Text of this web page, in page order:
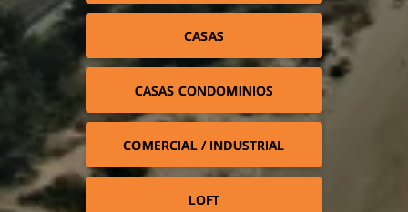
CASAS
CASAS CONDOMINIOS
COMERCIAL / INDUSTRIAL
LOFT